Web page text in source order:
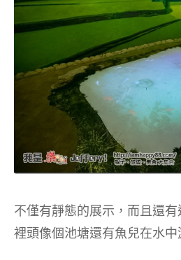
不僅有靜態的展示，而且還有
裡頭像個池塘還有魚兒在水中